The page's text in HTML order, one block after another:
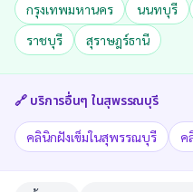
กรุงเทพมหานคร นนทบุรี
ราชบุรี
สุราษฎร์ธานี
🔗 บริการอื่นๆ ในสุพรรณบุรี
คลินิกฝังเข็มในสุพรรณบุรี ค